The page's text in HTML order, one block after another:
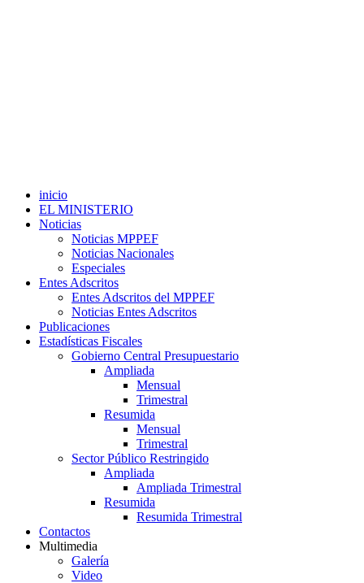
inicio
EL MINISTERIO
Noticias
Noticias MPPEF
Noticias Nacionales
Especiales
Entes Adscritos
Entes Adscritos del MPPEF
Noticias Entes Adscritos
Publicaciones
Estadísticas Fiscales
Gobierno Central Presupuestario
Ampliada
Mensual
Trimestral
Resumida
Mensual
Trimestral
Sector Público Restringido
Ampliada
Ampliada Trimestral
Resumida
Resumida Trimestral
Contactos
Multimedia
Galería
Video